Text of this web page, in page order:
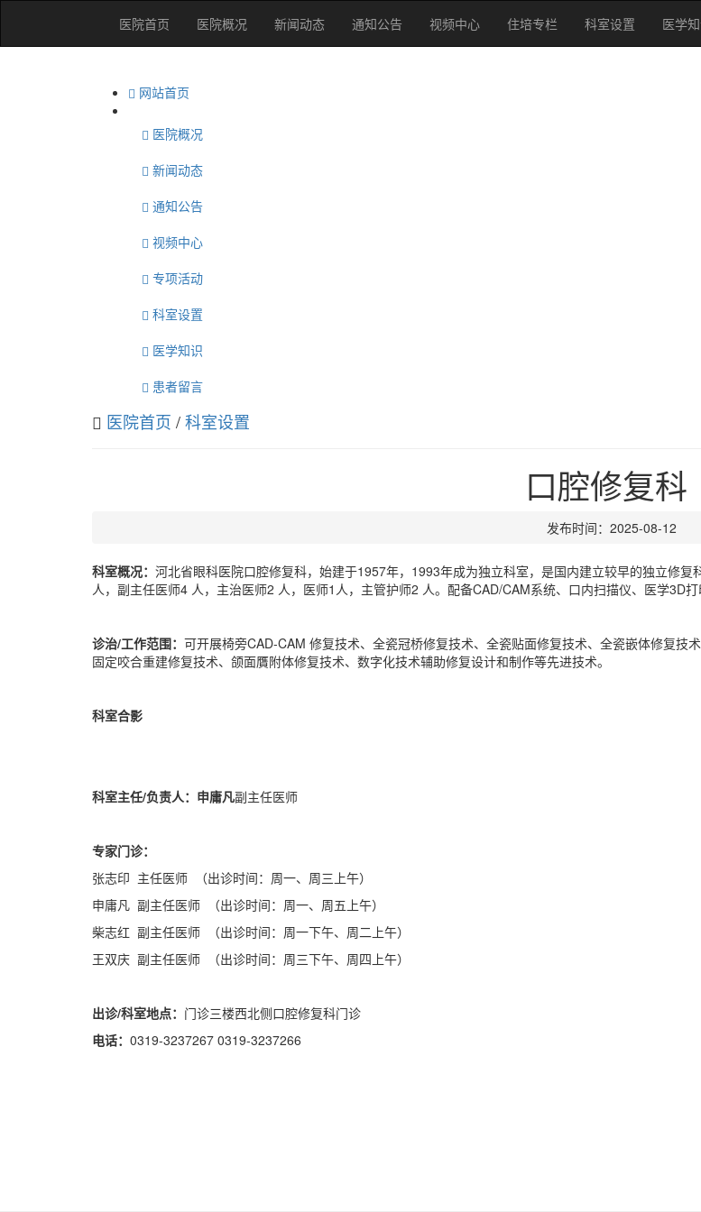
医院首页 医院概况 新闻动态 通知公告 视频中心 住培专栏 科室设置 医学
网站首页
医院概况
新闻动态
通知公告
视频中心
专项活动
科室设置
医学知识
患者留言
医院首页 /科室设置
口腔修复科
发布时间：2025-08-12
科室概况： 河北省眼科医院口腔修复科，始建于1957年，1993年成为独立科室，是国内建立较早的独立修
人，副主任医师4 人，主治医师2 人，医师1人，主管护师2 人。配备CAD/CAM系统、口内扫描仪、医学3D
诊治/工作范围： 可开展椅旁CAD-CAM 修复技术、全瓷冠桥修复技术、全瓷贴面修复技术、全瓷嵌体修复技
固定咬合重建修复技术、颌面贋附体修复技术、数字化技术辅助修复设计和制作等先进技术。
科室合影
科室主任/负责人：申庸凡副主任医师
专家门诊：
张志印 主任医师 （出诊时间：周一、周三上午）
申庸凡 副主任医师 （出诊时间：周一、周五上午）
柴志红 副主任医师 （出诊时间：周一下午、周二上午）
王双庆 副主任医师 （出诊时间：周三下午、周四上午）
出诊/科室地点： 门诊三楼西北侧口腔修复科门诊
电话： 0319-3237267 0319-3237266